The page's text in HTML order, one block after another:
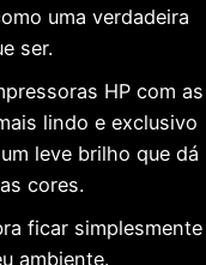
uma verdadeira
ser.
HP com as
lindo e exclusivo
leve brilho que dá
cores.
ficar simplesmente
ambiente.